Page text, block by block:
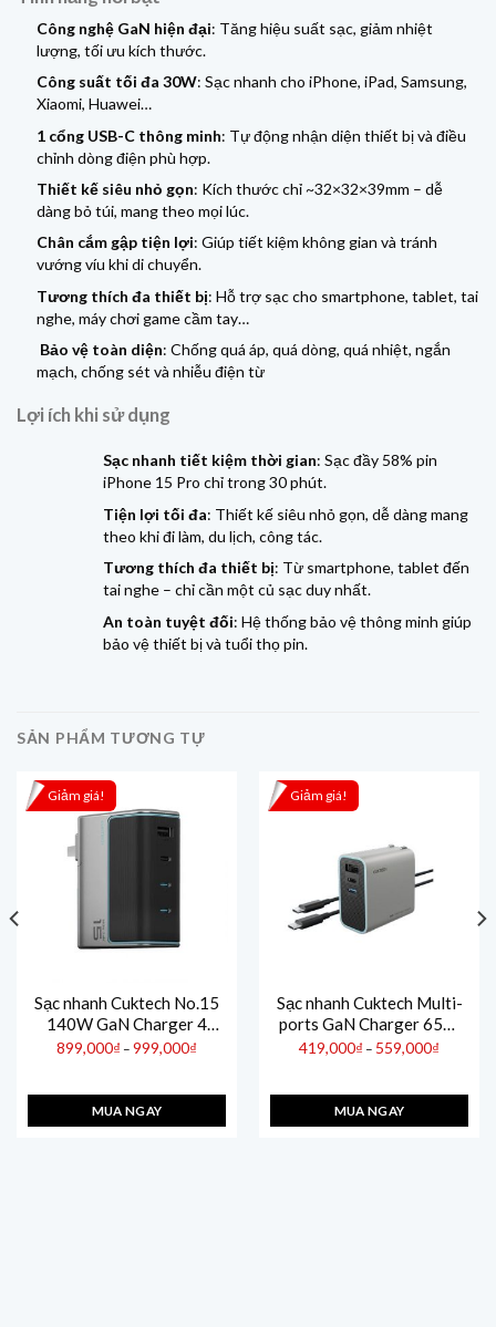
Công nghệ GaN hiện đại: Tăng hiệu suất sạc, giảm nhiệt
lượng, tối ưu kích thước.
Công suất tối đa 30W: Sạc nhanh cho iPhone, iPad, Samsung,
Xiaomi, Huawei…
1 cổng USB-C thông minh: Tự động nhận diện thiết bị và điều
chỉnh dòng điện phù hợp.
Thiết kế siêu nhỏ gọn: Kích thước chỉ ~32×32×39mm – dễ
dàng bỏ túi, mang theo mọi lúc.
Chân cắm gập tiện lợi: Giúp tiết kiệm không gian và tránh
vướng víu khi di chuyển.
Tương thích đa thiết bị: Hỗ trợ sạc cho smartphone, tablet, tai
nghe, máy chơi game cầm tay…
Bảo vệ toàn diện: Chống quá áp, quá dòng, quá nhiệt, ngắn
mạch, chống sét và nhiễu điện từ
Lợi ích khi sử dụng
Sạc nhanh tiết kiệm thời gian: Sạc đầy 58% pin
iPhone 15 Pro chỉ trong 30 phút.
Tiện lợi tối đa: Thiết kế siêu nhỏ gọn, dễ dàng mang
theo khi đi làm, du lịch, công tác.
Tương thích đa thiết bị: Từ smartphone, tablet đến
tai nghe – chỉ cần một củ sạc duy nhất.
An toàn tuyệt đối: Hệ thống bảo vệ thông minh giúp
bảo vệ thiết bị và tuổi thọ pin.
SẢN PHẨM TƯƠNG TỰ
Giảm giá!
Sạc nhanh Cuktech No.15
140W GaN Charger 4
Ports
899,000₫ – 999,000₫
đến
MUA NGAY
Giảm giá!
Sạc nhanh Cuktech Multi-
ports GaN Charger 65W
(2C1A) PD/PPS/QC3+ –
419,000₫ – 559,000₫
đến
MUA NGAY